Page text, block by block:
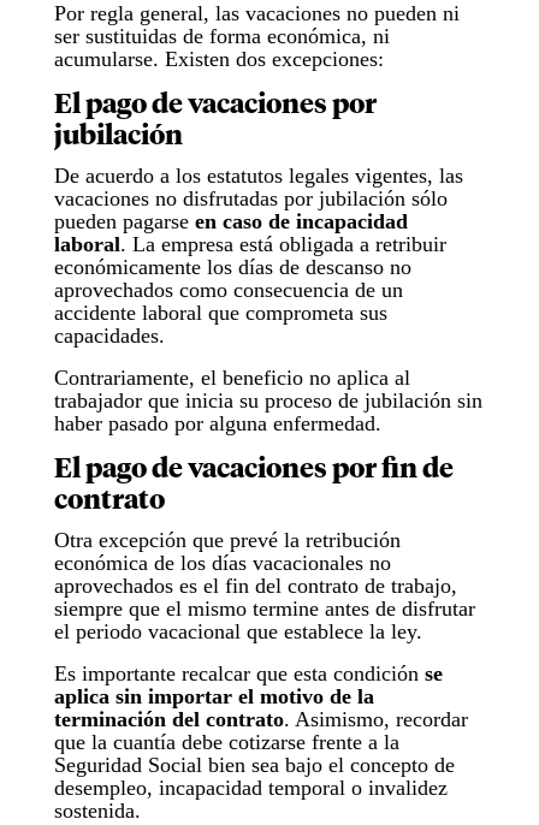
Por regla general, las vacaciones no pueden ni
ser sustituidas de forma económica, ni
acumularse. Existen dos excepciones:
El pago de vacaciones por
jubilación
De acuerdo a los estatutos legales vigentes, las
vacaciones no disfrutadas por jubilación sólo
pueden pagarse en caso de incapacidad
laboral. La empresa está obligada a retribuir
económicamente los días de descanso no
aprovechados como consecuencia de un
accidente laboral que comprometa sus
capacidades.
Contrariamente, el beneficio no aplica al
trabajador que inicia su proceso de jubilación sin
haber pasado por alguna enfermedad.
El pago de vacaciones por fin de
contrato
Otra excepción que prevé la retribución
económica de los días vacacionales no
aprovechados es el fin del contrato de trabajo,
siempre que el mismo termine antes de disfrutar
el periodo vacacional que establece la ley.
Es importante recalcar que esta condición se
aplica sin importar el motivo de la
terminación del contrato. Asimismo, recordar
que la cuantía debe cotizarse frente a la
Seguridad Social bien sea bajo el concepto de
desempleo, incapacidad temporal o invalidez
sostenida.